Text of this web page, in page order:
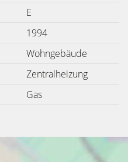
E
1994
Wohngebäude
Zentralheizung
Gas